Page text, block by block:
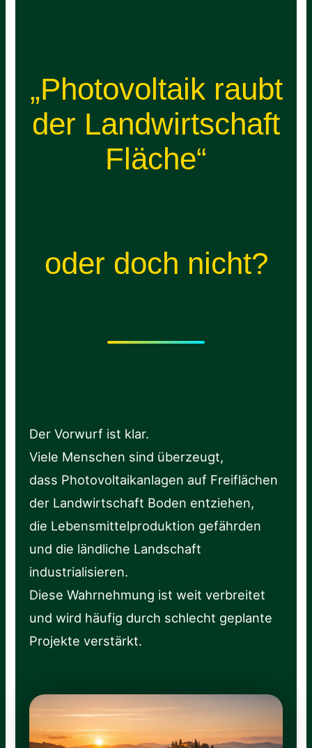
„Photovoltaik raubt
der Landwirtschaft
Fläche“
oder doch nicht?
Der Vorwurf ist klar.
Viele Menschen sind überzeugt,
dass Photovoltaikanlagen auf Freiflächen
der Landwirtschaft Boden entziehen,
die Lebensmittelproduktion gefährden
und die ländliche Landschaft
industrialisieren.
Diese Wahrnehmung ist weit verbreitet
und wird häufig durch schlecht geplante
Projekte verstärkt.